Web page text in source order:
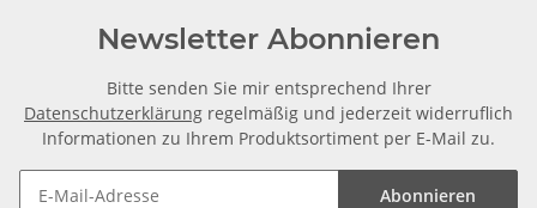
Newsletter Abonnieren
Bitte senden Sie mir entsprechend Ihrer
Datenschutzerklärung regelmäßig und jederzeit widerruflich
Informationen zu Ihrem Produktsortiment per E-Mail zu.
Abonnieren